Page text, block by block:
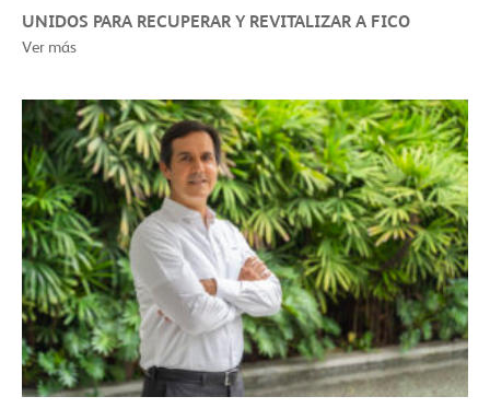
UNIDOS PARA RECUPERAR Y REVITALIZAR A FICO
Ver más